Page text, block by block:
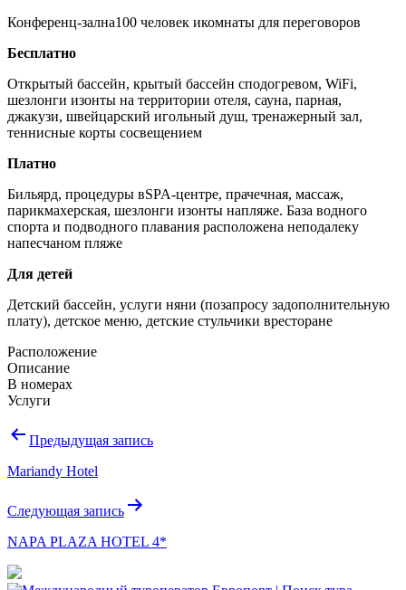
Конференц-зална100 человек икомнаты для переговоров
Бесплатно
Открытый бассейн, крытый бассейн сподогревом, WiFi,
шезлонги изонты на территории отеля, сауна, парная,
джакузи, швейцарский игольный душ, тренажерный зал,
теннисные корты сосвещением
Платно
Бильярд, процедуры вSPA-центре, прачечная, массаж,
парикмахерская, шезлонги изонты напляже. База водного
спорта и подводного плавания расположена неподалеку
напесчаном пляже
Для детей
Детский бассейн, услуги няни (позапросу задополнительную
плату), детское меню, детские стульчики вресторане
Расположение
Описание
В номерах
Услуги
Навигация
записям
Предыдущая запись
Mariandy Hotel
Следующая запись
NAPA PLAZA HOTEL 4*